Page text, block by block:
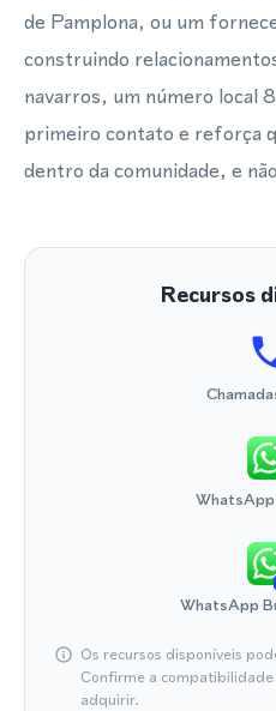
de Pamplona, ou um
construindo
navarros, um número local
primeiro contato e reforça
dentro da comunidade, e
Recursos
WhatsApp
WhatsApp
Os recursos disponíveis
Confirme a
adquirir.